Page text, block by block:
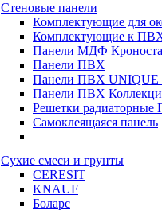
Стеновые панели
Комплектующие для
Комплектующие к
Панели МДФ
Панели ПВХ
Панели ПВХ UNIQUE
Панели ПВХ
Решетки
Самоклеящаяся панель
Сухие смеси и грунты
CERESIT
KNAUF
Боларс